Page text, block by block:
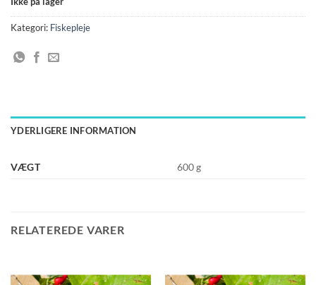
Kategori: Fiskepleje
YDERLIGERE INFORMATION
VÆGT 600 g
RELATEREDE VARER